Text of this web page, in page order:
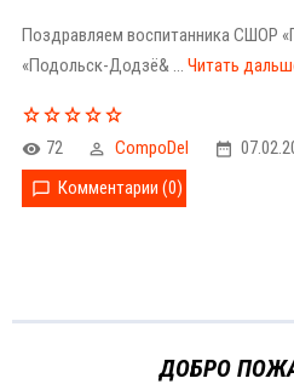
Поздравляем воспитанника СШОР
«Подольск-Додзё& ... Читать
72 CompoDel
Комментарии (0)
ДОБРО